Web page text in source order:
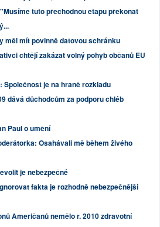
"Musíme tuto přechodnou etapu překonat
měl mít povinně datovou schránku
chtějí zakázat volný pohyb občanů EU
Společnost je na hraně rozkladu
dává důchodcům za podporu chléb
Paul o umění
Osahávali mě během živého
je nebezpečné
fakta je rozhodně nebezpečnější
Američanů nemělo r. 2010 zdravotní